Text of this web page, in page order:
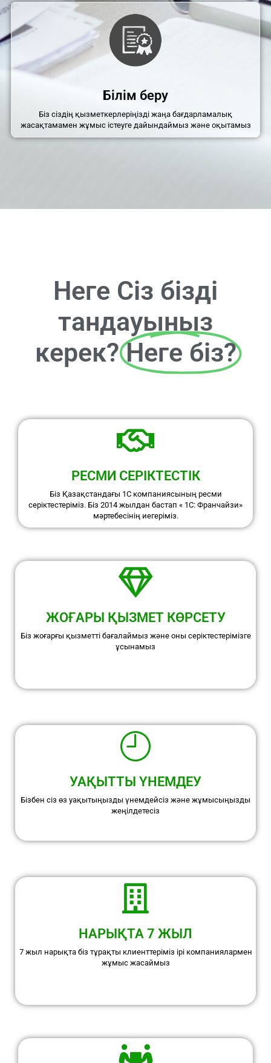
Білім беру
Біз сіздің қызметкерлеріңізді жаңа бағдарламалық
жасақтамамен жұмыс істеуге дайындаймыз және оқытамыз
Неге Сіз бізді
тандауыныз
керек?Неге біз?
РЕСМИ СЕРІКТЕСТІК
Біз Қазақстандағы 1С компаниясының ресми
серіктестеріміз. Біз 2014 жылдан бастап « 1С: Франчайзи»
мәртебесінің иегеріміз.
ЖОҒАРЫ ҚЫЗМЕТ КӨРСЕТУ
Біз жоғарғы қызметті бағалаймыз және оны серіктестерімізге
ұсынамыз
УАҚЫТТЫ ҮНЕМДЕУ
Бізбен сіз өз уақытыңызды үнемдейсіз және жұмысыңызды
жеңілдетесіз
НАРЫҚТА 7 ЖЫЛ
7 жыл нарықта біз тұрақты клиенттеріміз ірі компаниялармен
жұмыс жасаймыз